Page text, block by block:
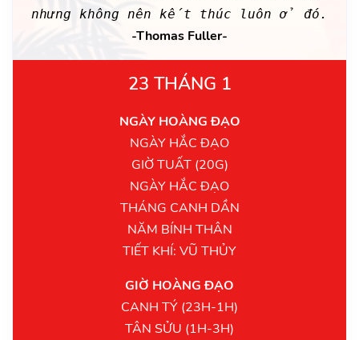
nhưng không nên kết thúc luôn ở đó.
-Thomas Fuller-
23 THÁNG 1
NGÀY HOÀNG ĐẠO
NGÀY HẮC ĐẠO
GIỜ TUẤT (20G)
NGÀY HẮC ĐẠO
THÁNG CANH DẦN
NĂM BÍNH THÂN
TIẾT KHÍ: VŨ THỦY
GIỜ HOÀNG ĐẠO
CANH TÝ (23H-1H)
TÂN SỬU (1H-3H)